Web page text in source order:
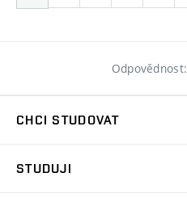
Odpovědnost:
CHCI STUDOVAT
STUDUJI